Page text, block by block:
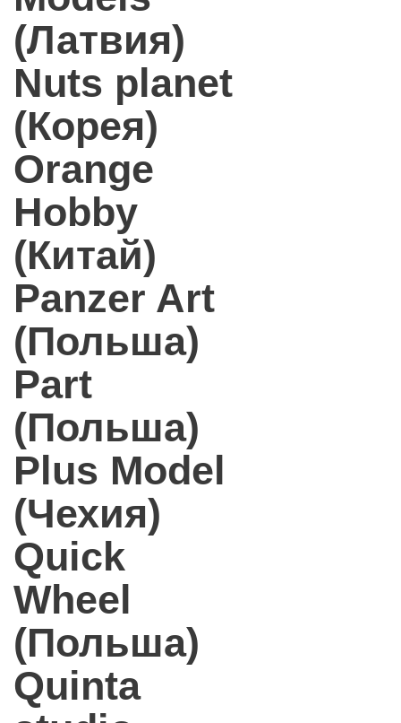
(Латвия)
Nuts planet
(Корея)
Orange
Hobby
(Китай)
Panzer Art
(Польша)
Part
(Польша)
Plus Model
(Чехия)
Quick
Wheel
(Польша)
Quinta